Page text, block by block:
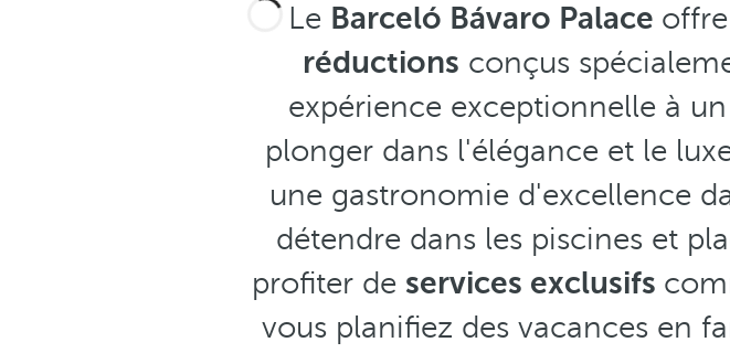
Le Barceló Bávaro Palace
réductions conçus
expérience exceptionnelle à un
plonger dans l'élégance et le
une gastronomie d'excellence
détendre dans les piscines et
profiter de services exclusifs
vous planifiez des vacances en